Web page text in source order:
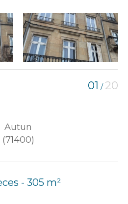
01 / 20
Autun
(71400)
- 305 m²